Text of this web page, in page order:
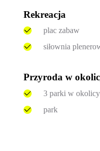
Rekreacja
plac zabaw
siłownia
Przyroda w
3 parki w okolicy
park